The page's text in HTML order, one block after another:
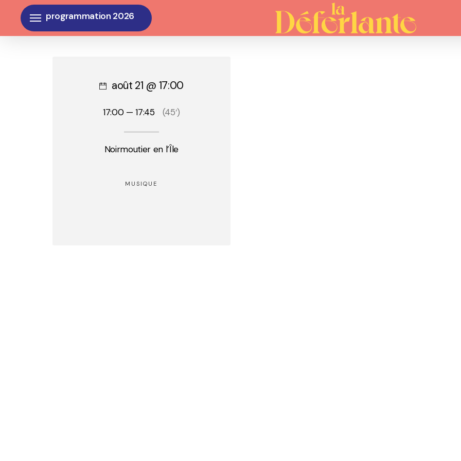
main
Menu
août 21 @ 17:00
17:00 — 17:45 (45′)
Noirmoutier en l’Île
MUSIQUE